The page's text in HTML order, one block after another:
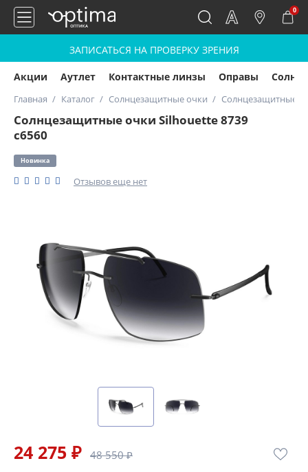
0
ЗАПИСАТЬСЯ НА ПРОВЕРКУ ЗРЕНИЯ
Акции Аутлет Контактные линзы Оправы
Главная Каталог Солнцезащитные очки Солнцезащитные
Солнцезащитные очки Silhouette 8739
с6560
Новинка
Отзывов еще нет
24 275 ₽ 48 550 ₽